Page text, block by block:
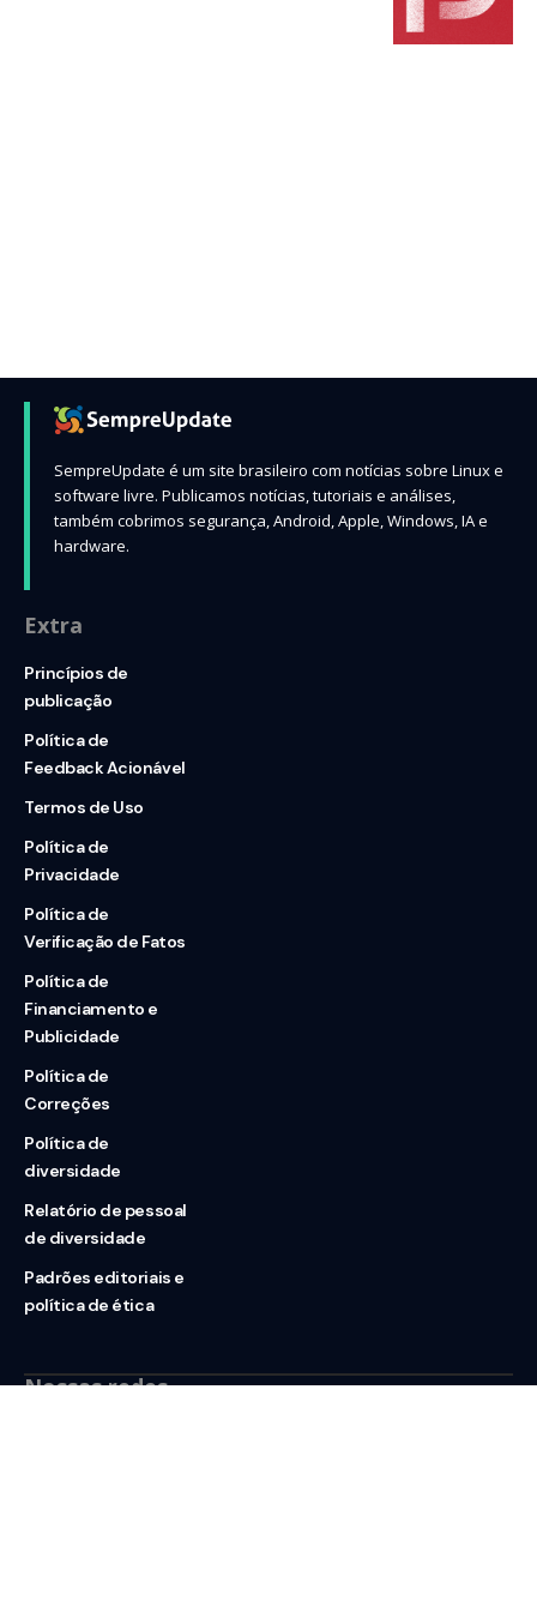
SempreUpdate é um site brasileiro com notícias sobre Linux e
software livre. Publicamos notícias, tutoriais e análises,
também cobrimos segurança, Android, Apple, Windows, IA e
hardware.
Extra
Princípios de
publicação
Política de
Feedback Acionável
Termos de Uso
Política de
Privacidade
Política de
Verificação de Fatos
Política de
Financiamento e
Publicidade
Política de
Correções
Política de
diversidade
Relatório de pessoal
de diversidade
Padrões editoriais e
política de ética
Nossas redes